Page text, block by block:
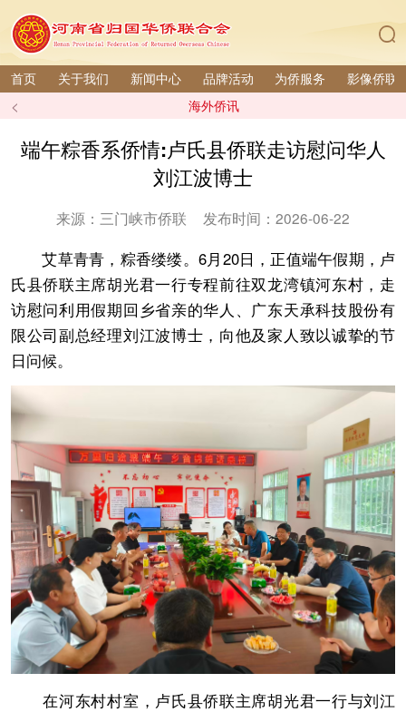
首页 关于我们 新闻中心 品牌活动 为侨服务 影像侨联
< 海外侨讯
端午粽香系侨情:卢氏县侨联走访慰问华人
刘江波博士
来源：三门峡市侨联 发布时间：2026-06-22
艾草青青，粽香缕缕。6月20日，正值端午假期，卢
氏县侨联主席胡光君一行专程前往双龙湾镇河东村，走
访慰问利用假期回乡省亲的华人、广东天承科技股份有
限公司副总经理刘江波博士，向他及家人致以诚挚的节
日问候。
在河东村村室，卢氏县侨联主席胡光君一行与刘江